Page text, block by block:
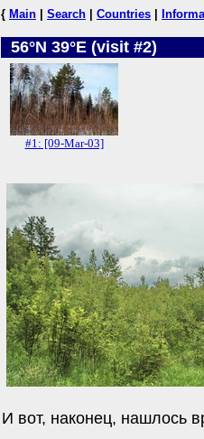
{ Main Search Countries
56°N 39°E (visit #2)
#1: [09-Mar-03]
И вот, наконец, нашлось